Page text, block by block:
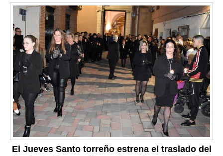
El Jueves Santo torreño estrena el traslado del